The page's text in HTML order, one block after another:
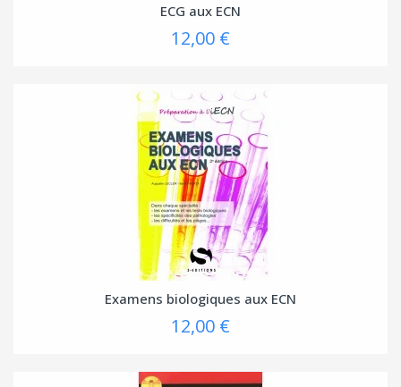
ECG aux ECN
12,00 €
Examens biologiques aux ECN
12,00 €